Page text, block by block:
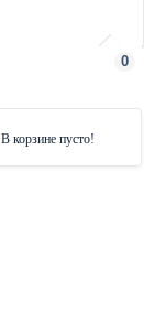
0
В корзине пусто!